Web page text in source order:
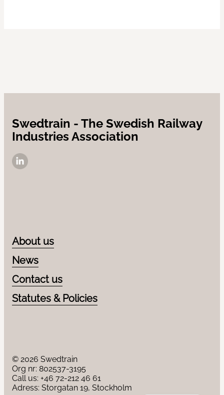
Swedtrain - The Swedish Railway
Industries Association
About us
News
Contact us
Statutes & Policies
© 2026 Swedtrain
Org nr: 802537-3195
Call us: +46 72-212 46 61
Adress: Storgatan 19, Stockholm